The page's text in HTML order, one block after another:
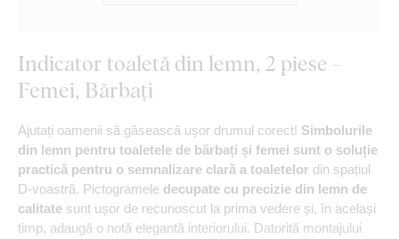
Indicator toaletă din lemn, 2 piese -
Femei, Bărbați
Ajutați oamenii să găsească ușor drumul corect! Simbolurile
din lemn pentru toaletele de bărbați și femei sunt o soluție
practică pentru o semnalizare clară a toaletelor din spațiul
D-voastră. Pictogramele decupate cu precizie din lemn de
calitate sunt ușor de recunoscut la prima vedere și, în același
timp, adaugă o notă elegantă interiorului. Datorită montajului